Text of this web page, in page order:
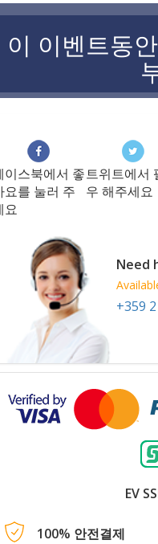
이 이벤트동
이스북에서 좋
요를 눌러 주
요
트위트에서
우 해주세요
Need
+359
EV
100% 안전결제